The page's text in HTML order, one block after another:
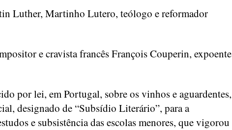
Luther, Martinho Lutero, teólogo e reformador
e cravista francês François Couperin, expoente
por lei, em Portugal, sobre os vinhos e aguardentes,
designado de “Subsídio Literário”, para a
e subsistência das escolas menores, que vigorou